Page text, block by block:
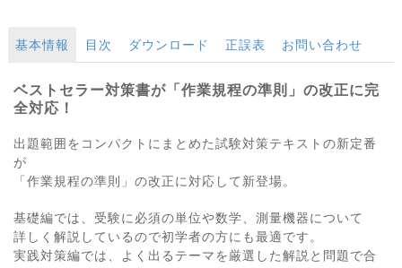
基本情報 目次 ダウンロード 正誤表 お問い合わせ
ベストセラー対策書が「作業規程の準則」の改正に完
全対応！
出題範囲をコンパクトにまとめた試験対策テキストの新定番
が
「作業規程の準則」の改正に対応して新登場。
基礎編では、受験に必須の単位や数学、測量機器について
詳しく解説しているので初学者の方にも最適です。
実践対策編では、よく出るテーマを厳選した解説と問題で合